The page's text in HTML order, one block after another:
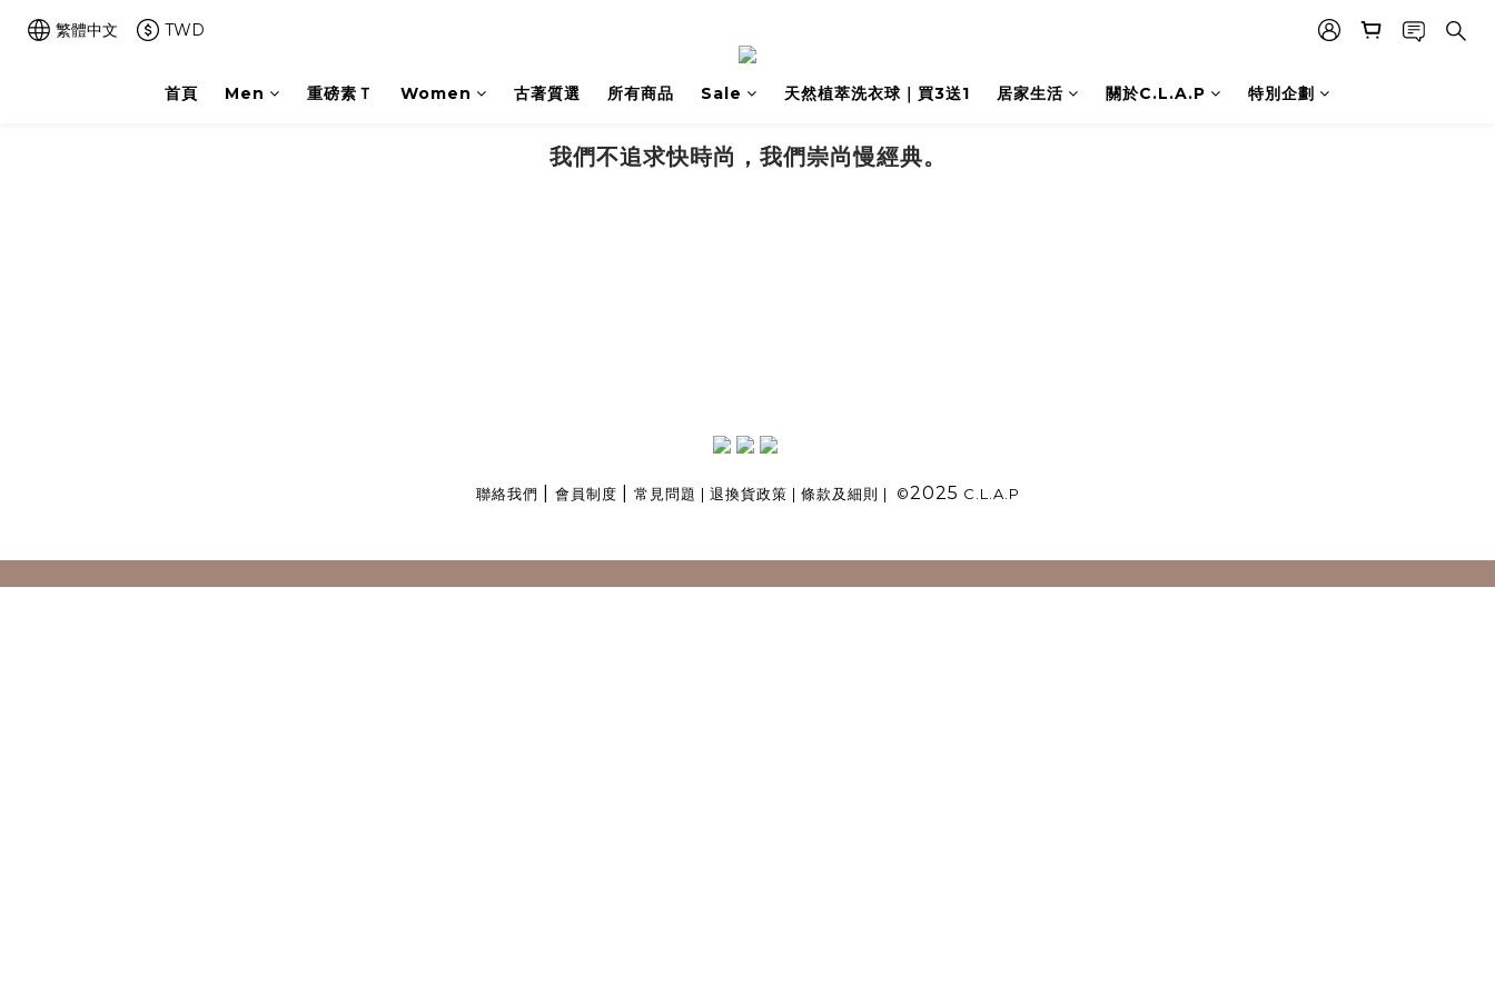
繁體中文 TWD
首頁 Men 重磅素Ｔ Women 古著質選 所有商品 Sale 天然植萃洗衣球｜買3送1 居家生活 關於C.L.A.P 特別企劃
我們不追求快時尚，我們崇尚慢經典。
聯絡我們 會員制度 常見問題 | 退換貨政策 | 條款及細則 | ©2025 C.L.A.P